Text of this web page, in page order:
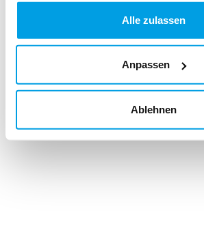
Alle zulassen
Anpassen
Ablehnen